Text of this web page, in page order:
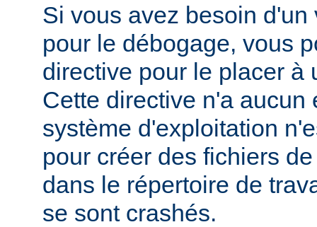
Si vous avez besoin
pour le débogage, vous
directive pour le placer à
Cette directive n'a aucun
système d'exploitation
pour créer des fichiers
dans le répertoire de
se sont crashés.